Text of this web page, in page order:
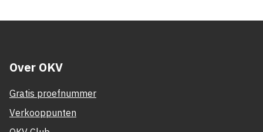
Over OKV
Gratis proefnummer
Verkooppunten